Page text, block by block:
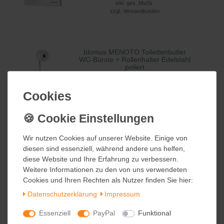
Cookies
Wir nutzen Cookies auf unserer Website. Einige von
diesen sind essenziell, während andere uns helfen,
diese Website und Ihre Erfahrung zu verbessern.
Weitere Informationen zu den von uns verwendeten
Cookies und Ihren Rechten als Nutzer finden Sie hier:
Daten­schutz­erklärung
Impressum
Essenziell PayPal Funktional
inkl. ges. MwSt.
zzgl. Versandkosten
blomus MENOTO Toilettenbutler
WC-Bürste + Rollenhalter Edelstahl
poliert
blomus MENOTO Feuchttücherbox
Edelstahl matt
79,95 €
inkl. ges. MwSt.
Cookies
Wir nutzen Cookies auf unserer Website. Einige von
diesen sind essenziell, während andere uns helfen,
diese Website und Ihre Erfahrung zu verbessern.
Weitere Informationen zu den von uns verwendeten
Cookies und Ihren Rechten als Nutzer finden Sie hier:
Daten­schutz­erklärung
Impressum
Essenziell PayPal Funktional